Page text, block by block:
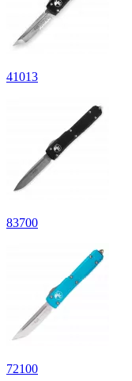
41013
83700
72100